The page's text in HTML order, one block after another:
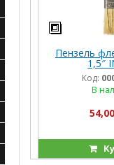
Пензель
1,5″
Код:
В